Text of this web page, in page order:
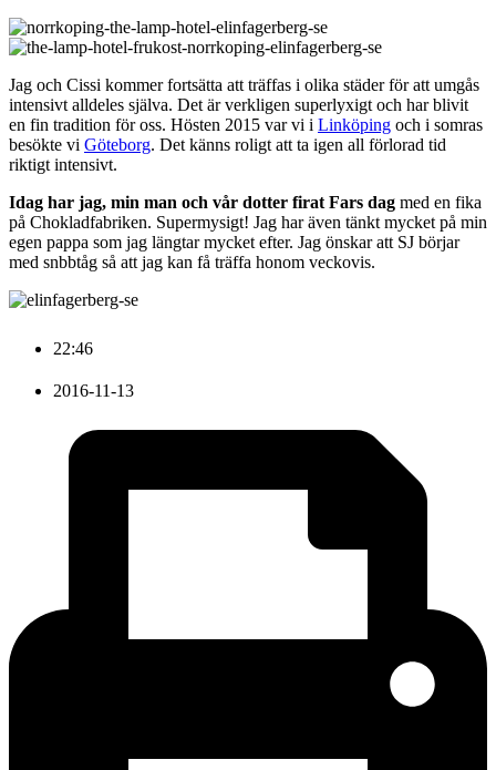
Jag och Cissi kommer fortsätta att träffas i olika städer för att umgås
intensivt alldeles själva. Det är verkligen superlyxigt och har blivit
en fin tradition för oss. Hösten 2015 var vi i Linköping och i somras
besökte vi Göteborg. Det känns roligt att ta igen all förlorad tid
riktigt intensivt.
Idag har jag, min man och vår dotter firat Fars dag med en fika
på Chokladfabriken. Supermysigt! Jag har även tänkt mycket på min
egen pappa som jag längtar mycket efter. Jag önskar att SJ börjar
med snbbtåg så att jag kan få träffa honom veckovis.
22:46
2016-11-13